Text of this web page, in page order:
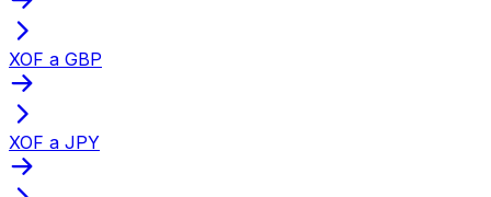
XOF a GBP
XOF a JPY